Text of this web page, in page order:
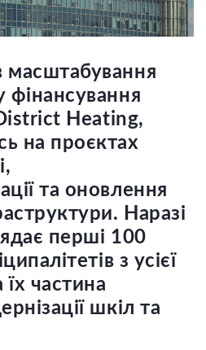
фінансування
Heating,
на проєктах
та оновлення
Наразі
перші 100
з усієї
їх частина
шкіл та